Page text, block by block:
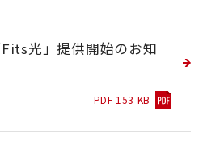
光」提供開始のお知
PDF 153 KB